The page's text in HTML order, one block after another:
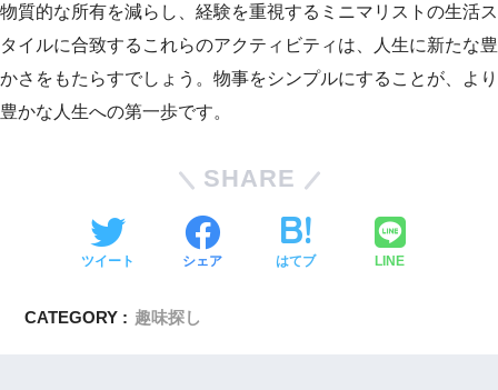
物質的な所有を減らし、経験を重視するミニマリストの生活ス
タイルに合致するこれらのアクティビティは、人生に新たな豊
かさをもたらすでしょう。物事をシンプルにすることが、より
豊かな人生への第一歩です。
SHARE
ツイート シェア はてブ LINE
CATEGORY : 趣味探し